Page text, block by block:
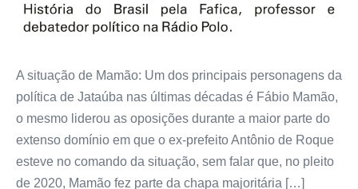
A situação de Mamão: Um dos principais personagens da
política de Jataúba nas últimas décadas é Fábio Mamão,
o mesmo liderou as oposições durante a maior parte do
extenso domínio em que o ex-prefeito Antônio de Roque
esteve no comando da situação, sem falar que, no pleito
de 2020, Mamão fez parte da chapa majoritária […]